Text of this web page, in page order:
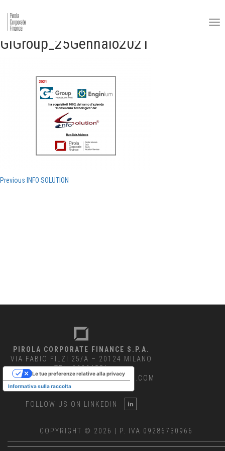
GiGroup_25Gennaio2021
Navigazione
Previous Previous
INFO SOLUTION
PIROLA CORPORATE FINANCE S.P.A.
VIA FABIO FILZI 25/A – 20124 MILANO
TEL. 02834551
INFO@PIROLACORPORATEFINANCE.COM
FOLLOW US ON LINKEDIN
COPYRIGHT © 2026 | P. IVA 09286730966
Informativa sulla raccolta
Le tue preferenze relative alla privacy